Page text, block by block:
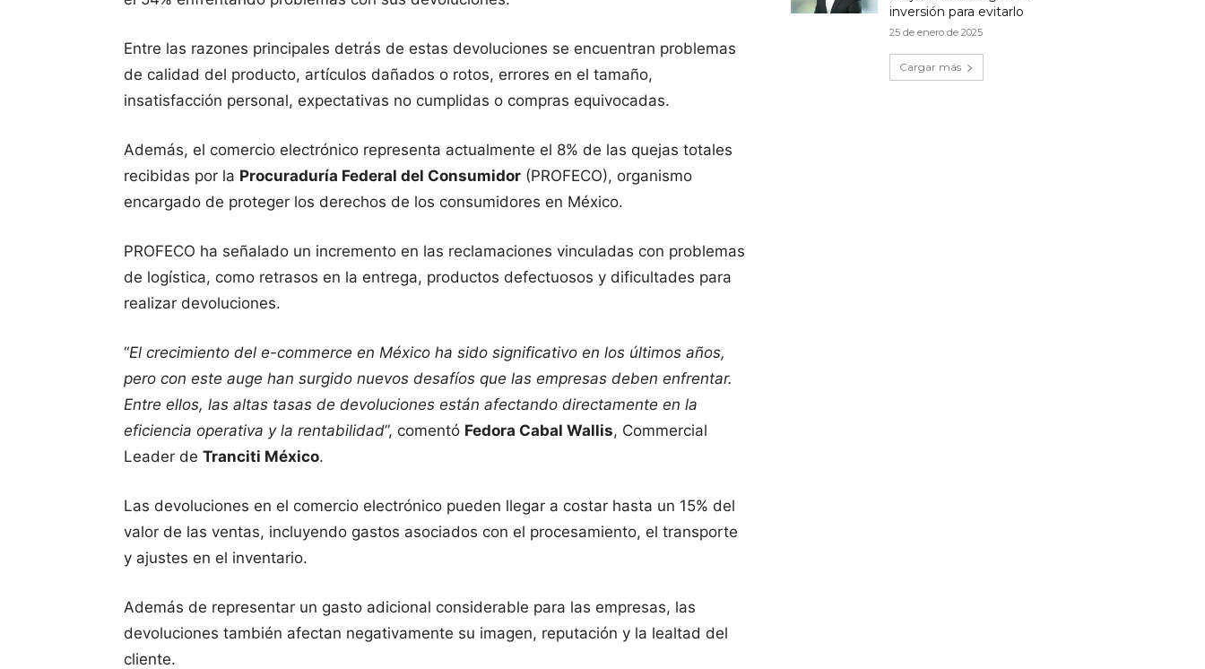
Entre las razones principales detrás de estas devoluciones se encuentran problemas
de calidad del producto, artículos dañados o rotos, errores en el tamaño,
insatisfacción personal, expectativas no cumplidas o compras equivocadas.
Además, el comercio electrónico representa actualmente el 8% de las quejas totales
recibidas por la Procuraduría Federal del Consumidor (PROFECO), organismo
encargado de proteger los derechos de los consumidores en México.
PROFECO ha señalado un incremento en las reclamaciones vinculadas con problemas
de logística, como retrasos en la entrega, productos defectuosos y dificultades para
realizar devoluciones.
“El crecimiento del e-commerce en México ha sido significativo en los últimos años,
pero con este auge han surgido nuevos desafíos que las empresas deben enfrentar.
Entre ellos, las altas tasas de devoluciones están afectando directamente en la
eficiencia operativa y la rentabilidad”, comentó Fedora Cabal Wallis, Commercial
Leader de Tranciti México.
Las devoluciones en el comercio electrónico pueden llegar a costar hasta un 15% del
valor de las ventas, incluyendo gastos asociados con el procesamiento, el transporte
y ajustes en el inventario.
Además de representar un gasto adicional considerable para las empresas, las
devoluciones también afectan negativamente su imagen, reputación y la lealtad del
cliente.
inversión para evitarlo
25 de enero de 2025
Cargar más